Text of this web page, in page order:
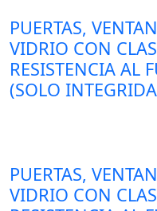
PUERTAS,
VIDRIO CON
RESISTENCIA AL
(SOLO
PUERTAS,
VIDRIO CON